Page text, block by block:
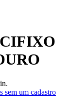
sem um cadastro